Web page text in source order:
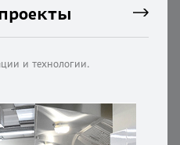
и технологии.